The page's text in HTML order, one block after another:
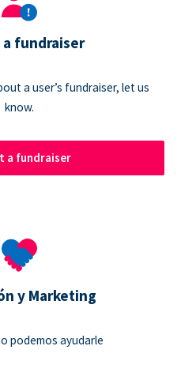
fundraiser
a user’s fundraiser, let us
know.
a fundraiser
y Marketing
podemos ayudarle